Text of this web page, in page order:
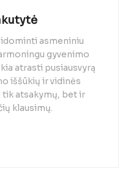
asmeniniu
gyvenimo
atrasti pusiausvyrą
iššūkių ir vidinės
tik atsakymų, bet ir
klausimų.